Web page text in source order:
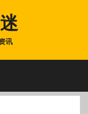
讯